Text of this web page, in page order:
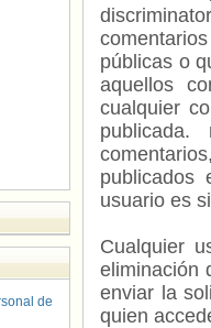
públicas o
aquellos
cualquier
usuario es
Cualquier
eliminación
enviar la
quien
de